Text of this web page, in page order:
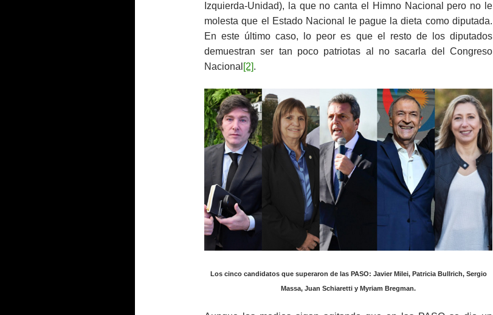
Izquierda-Unidad), la que no canta el Himno Nacional pero no le
molesta que el Estado Nacional le pague la dieta como diputada.
En este último caso, lo peor es que el resto de los diputados
demuestran ser tan poco patriotas al no sacarla del Congreso
Nacional [2].
Los cinco candidatos que superaron de las PASO: Javier Milei, Patricia Bullrich, Sergio
Massa, Juan Schiaretti y Myriam Bregman.